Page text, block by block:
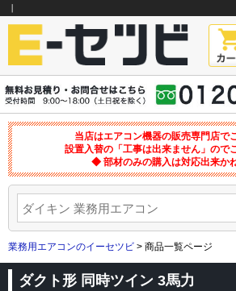
当店はエアコン機器の販売専門店で
設置入替の「工事は出来ません」ので
◆ 部材のみの購入は対応出来か
業務用エアコンのイーセツビ > 商品一覧ページ
ダクト形 同時ツイン 3馬力